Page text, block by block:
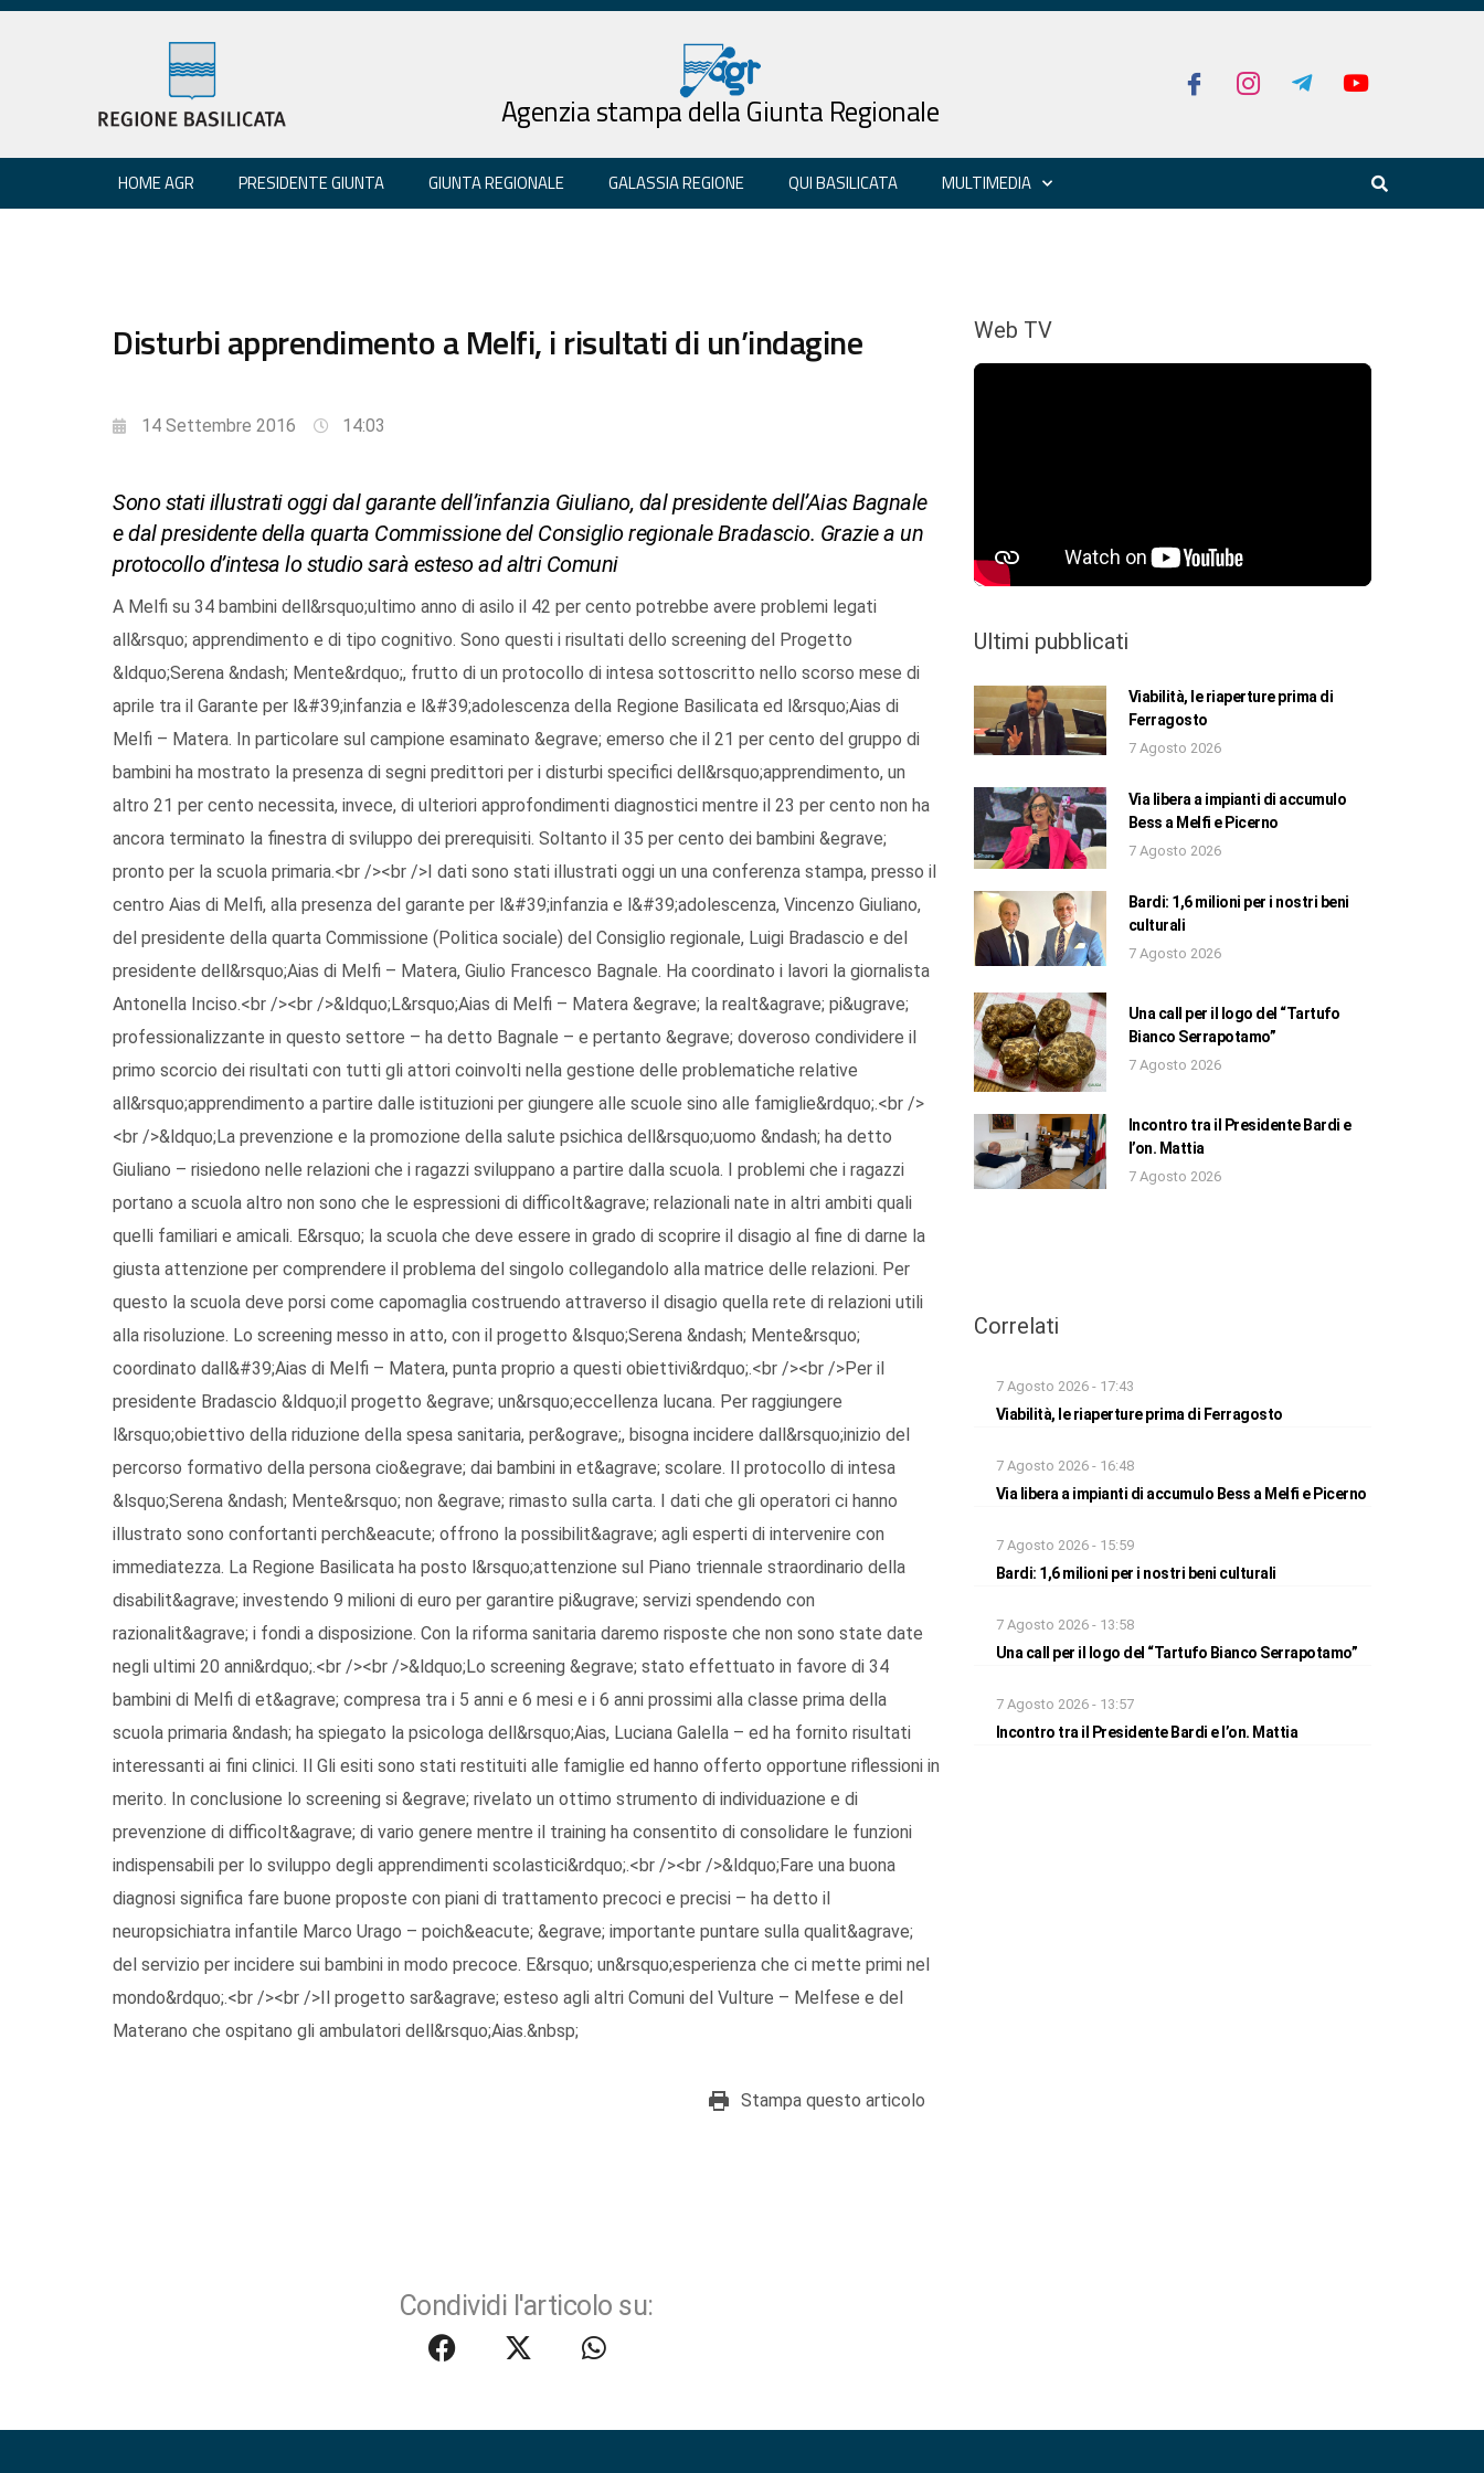
Agenzia stampa della Giunta Regionale
HOME AGR PRESIDENTE GIUNTA GIUNTA REGIONALE GALASSIA REGIONE QUI BASILICATA MULTIMEDIA
Disturbi apprendimento a Melfi, i risultati di un’indagine
14 Settembre 2016 14:03
Sono stati illustrati oggi dal garante dell’infanzia Giuliano, dal presidente dell’Aias Bagnale
e dal presidente della quarta Commissione del Consiglio regionale Bradascio. Grazie a un
protocollo d’intesa lo studio sarà esteso ad altri Comuni
A Melfi su 34 bambini dell&rsquo;ultimo anno di asilo il 42 per cento potrebbe avere problemi legati
all&rsquo; apprendimento e di tipo cognitivo. Sono questi i risultati dello screening del Progetto
&ldquo;Serena &ndash; Mente&rdquo;, frutto di un protocollo di intesa sottoscritto nello scorso mese di
aprile tra il Garante per l&#39;infanzia e l&#39;adolescenza della Regione Basilicata ed l&rsquo;Aias di
Melfi – Matera. In particolare sul campione esaminato &egrave; emerso che il 21 per cento del gruppo di
bambini ha mostrato la presenza di segni predittori per i disturbi specifici dell&rsquo;apprendimento, un
altro 21 per cento necessita, invece, di ulteriori approfondimenti diagnostici mentre il 23 per cento non ha
ancora terminato la finestra di sviluppo dei prerequisiti. Soltanto il 35 per cento dei bambini &egrave;
pronto per la scuola primaria.<br /><br />I dati sono stati illustrati oggi un una conferenza stampa, presso il
centro Aias di Melfi, alla presenza del garante per l&#39;infanzia e l&#39;adolescenza, Vincenzo Giuliano,
del presidente della quarta Commissione (Politica sociale) del Consiglio regionale, Luigi Bradascio e del
presidente dell&rsquo;Aias di Melfi – Matera, Giulio Francesco Bagnale. Ha coordinato i lavori la giornalista
Antonella Inciso.<br /><br />&ldquo;L&rsquo;Aias di Melfi – Matera &egrave; la realt&agrave; pi&ugrave;
professionalizzante in questo settore – ha detto Bagnale – e pertanto &egrave; doveroso condividere il
primo scorcio dei risultati con tutti gli attori coinvolti nella gestione delle problematiche relative
all&rsquo;apprendimento a partire dalle istituzioni per giungere alle scuole sino alle famiglie&rdquo;.<br />
<br />&ldquo;La prevenzione e la promozione della salute psichica dell&rsquo;uomo &ndash; ha detto
Giuliano – risiedono nelle relazioni che i ragazzi sviluppano a partire dalla scuola. I problemi che i ragazzi
portano a scuola altro non sono che le espressioni di difficolt&agrave; relazionali nate in altri ambiti quali
quelli familiari e amicali. E&rsquo; la scuola che deve essere in grado di scoprire il disagio al fine di darne la
giusta attenzione per comprendere il problema del singolo collegandolo alla matrice delle relazioni. Per
questo la scuola deve porsi come capomaglia costruendo attraverso il disagio quella rete di relazioni utili
alla risoluzione. Lo screening messo in atto, con il progetto &lsquo;Serena &ndash; Mente&rsquo;
coordinato dall&#39;Aias di Melfi – Matera, punta proprio a questi obiettivi&rdquo;.<br /><br />Per il
presidente Bradascio &ldquo;il progetto &egrave; un&rsquo;eccellenza lucana. Per raggiungere
l&rsquo;obiettivo della riduzione della spesa sanitaria, per&ograve;, bisogna incidere dall&rsquo;inizio del
percorso formativo della persona cio&egrave; dai bambini in et&agrave; scolare. Il protocollo di intesa
&lsquo;Serena &ndash; Mente&rsquo; non &egrave; rimasto sulla carta. I dati che gli operatori ci hanno
illustrato sono confortanti perch&eacute; offrono la possibilit&agrave; agli esperti di intervenire con
immediatezza. La Regione Basilicata ha posto l&rsquo;attenzione sul Piano triennale straordinario della
disabilit&agrave; investendo 9 milioni di euro per garantire pi&ugrave; servizi spendendo con
razionalit&agrave; i fondi a disposizione. Con la riforma sanitaria daremo risposte che non sono state date
negli ultimi 20 anni&rdquo;.<br /><br />&ldquo;Lo screening &egrave; stato effettuato in favore di 34
bambini di Melfi di et&agrave; compresa tra i 5 anni e 6 mesi e i 6 anni prossimi alla classe prima della
scuola primaria &ndash; ha spiegato la psicologa dell&rsquo;Aias, Luciana Galella – ed ha fornito risultati
interessanti ai fini clinici. Il Gli esiti sono stati restituiti alle famiglie ed hanno offerto opportune riflessioni in
merito. In conclusione lo screening si &egrave; rivelato un ottimo strumento di individuazione e di
prevenzione di difficolt&agrave; di vario genere mentre il training ha consentito di consolidare le funzioni
indispensabili per lo sviluppo degli apprendimenti scolastici&rdquo;.<br /><br />&ldquo;Fare una buona
diagnosi significa fare buone proposte con piani di trattamento precoci e precisi – ha detto il
neuropsichiatra infantile Marco Urago – poich&eacute; &egrave; importante puntare sulla qualit&agrave;
del servizio per incidere sui bambini in modo precoce. E&rsquo; un&rsquo;esperienza che ci mette primi nel
mondo&rdquo;.<br /><br />Il progetto sar&agrave; esteso agli altri Comuni del Vulture – Melfese e del
Materano che ospitano gli ambulatori dell&rsquo;Aias.&nbsp;
Stampa questo articolo
Condividi l'articolo su:
Web TV
Ultimi pubblicati
Viabilità, le riaperture prima di
Ferragosto
7 Agosto 2026
Via libera a impianti di accumulo
Bess a Melfi e Picerno
7 Agosto 2026
Bardi: 1,6 milioni per i nostri beni
culturali
7 Agosto 2026
Una call per il logo del “Tartufo
Bianco Serrapotamo”
7 Agosto 2026
Incontro tra il Presidente Bardi e
l’on. Mattia
7 Agosto 2026
Correlati
7 Agosto 2026 - 17:43
Viabilità, le riaperture prima di Ferragosto
7 Agosto 2026 - 16:48
Via libera a impianti di accumulo Bess a Melfi e Picerno
7 Agosto 2026 - 15:59
Bardi: 1,6 milioni per i nostri beni culturali
7 Agosto 2026 - 13:58
Una call per il logo del “Tartufo Bianco Serrapotamo”
7 Agosto 2026 - 13:57
Incontro tra il Presidente Bardi e l’on. Mattia